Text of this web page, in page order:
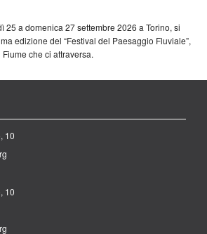
25 a domenica 27 settembre 2026 a Torino, si
edizione del “Festival del Paesaggio Fluviale”,
che ci attraversa.
10
10